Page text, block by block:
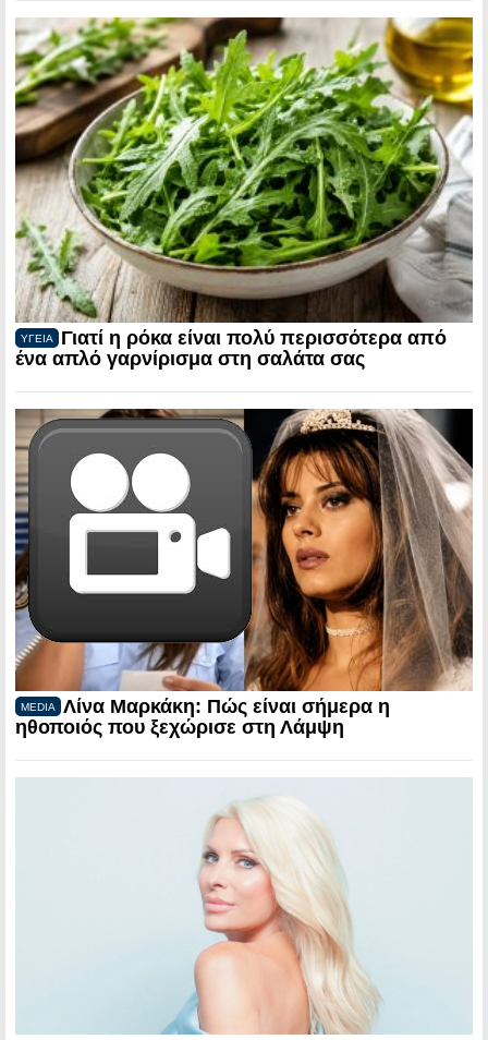
ΥΓΕΙΑ
Γιατί η ρόκα είναι πολύ περισσότερα από
ένα απλό γαρνίρισμα στη σαλάτα σας
MEDIA
Λίνα Μαρκάκη: Πώς είναι σήμερα η
ηθοποιός που ξεχώρισε στη Λάμψη